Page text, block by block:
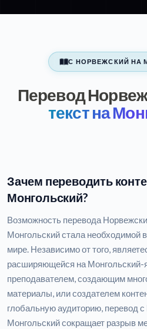
С НОРВЕЖСКИЙ НА
Перевод
текст на
Зачем переводить
Монгольский?
Возможность перевода
Монгольский стала необходимой
мире. Независимо от того,
расширяющейся на
преподавателем, создающим
материалы, или создателем
глобальную аудиторию, перевод
Монгольский сокращает разрыв